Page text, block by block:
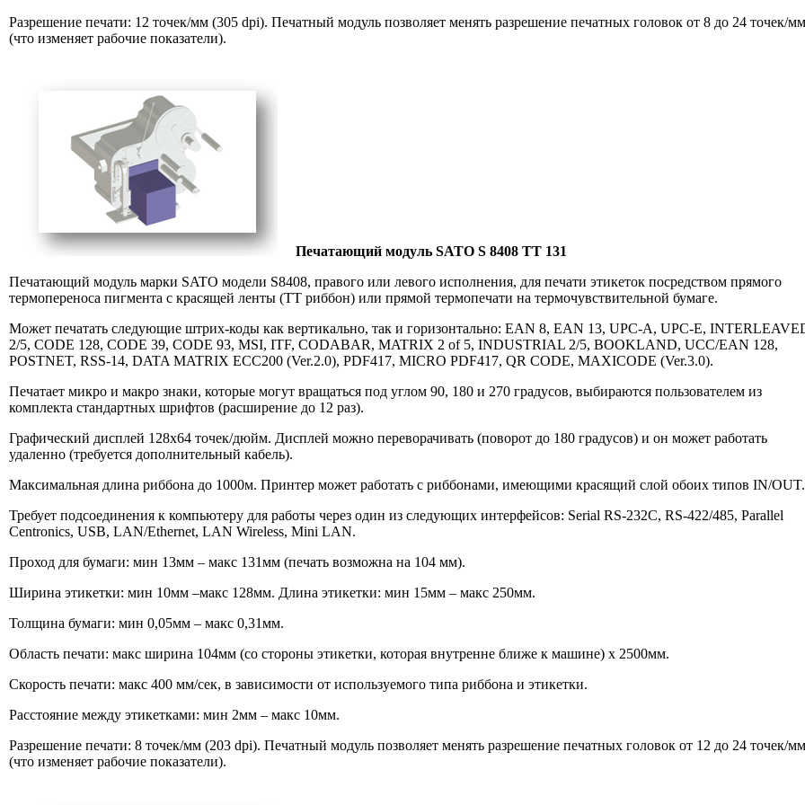
Разрешение печати: 12 точек/мм (305 dpi). Печатный модуль позволяет менять разрешение печатных головок от 8 до 24 точек/мм
(что изменяет рабочие показатели).
Печатающий модуль SATO S 8408 TT 131
Печатающий модуль марки SATO модели S8408, правого или левого исполнения, для печати этикеток посредством прямого
термопереноса пигмента с красящей ленты (ТТ риббон) или прямой термопечати на термочувствительной бумаге.
Может печатать следующие штрих-коды как вертикально, так и горизонтально: EAN 8, EAN 13, UPC-A, UPC-E,
2/5, CODE 128, CODE 39, CODE 93, MSI, ITF, CODABAR, MATRIX 2 of 5, INDUSTRIAL 2/5, BOOKLAND, UCC/EAN 128,
POSTNET, RSS-14, DATA MATRIX ECC200 (Ver.2.0), PDF417, MICRO PDF417, QR CODE, MAXICODE (Ver.3.0).
Печатает микро и макро знаки, которые могут вращаться под углом 90, 180 и 270 градусов, выбираются пользователем из
комплекта стандартных шрифтов (расширение до 12 раз).
Графический дисплей 128х64 точек/дюйм. Дисплей можно переворачивать (поворот до 180 градусов) и он может работать
удаленно (требуется дополнительный кабель).
Максимальная длина риббона до 1000м. Принтер может работать с риббонами, имеющими красящий слой обоих типов IN/OUT.
Требует подсоединения к компьютеру для работы через один из следующих интерфейсов: Serial RS-232C, RS-422/485, Parallel
Centronics, USB, LAN/Ethernet, LAN Wireless, Mini LAN.
Проход для бумаги: мин 13мм – макс 131мм (печать возможна на 104 мм).
Ширина этикетки: мин 10мм –макс 128мм. Длина этикетки: мин 15мм – макс 250мм.
Толщина бумаги: мин 0,05мм – макс 0,31мм.
Область печати: макс ширина 104мм (со стороны этикетки, которая внутренне ближе к машине) х 2500мм.
Скорость печати: макс 400 мм/сек, в зависимости от используемого типа риббона и этикетки.
Расстояние между этикетками: мин 2мм – макс 10мм.
Разрешение печати: 8 точек/мм (203 dpi). Печатный модуль позволяет менять разрешение печатных головок от 12 до 24 точек/мм
(что изменяет рабочие показатели).